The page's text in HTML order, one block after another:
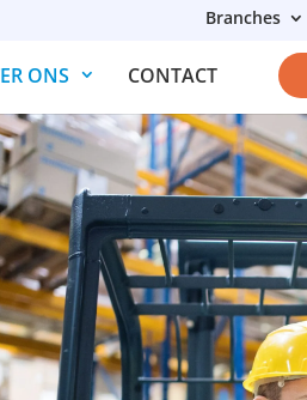
Branches
ONS CONTACT